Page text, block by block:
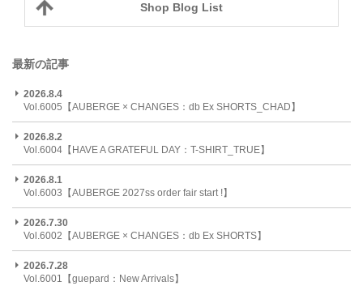
Shop Blog List
最新の記事
2026.8.4
Vol.6005【AUBERGE × CHANGES：db Ex SHORTS_CHAD】
2026.8.2
Vol.6004【HAVE A GRATEFUL DAY：T-SHIRT_TRUE】
2026.8.1
Vol.6003【AUBERGE 2027ss order fair start !】
2026.7.30
Vol.6002【AUBERGE × CHANGES：db Ex SHORTS】
2026.7.28
Vol.6001【guepard：New Arrivals】